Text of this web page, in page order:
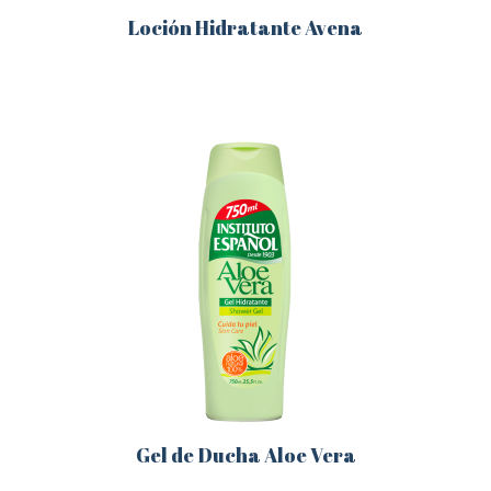
Loción Hidratante Avena
Las
opciones
pueden
elegir
en
la
página
de
producto
Gel de Ducha Aloe Vera